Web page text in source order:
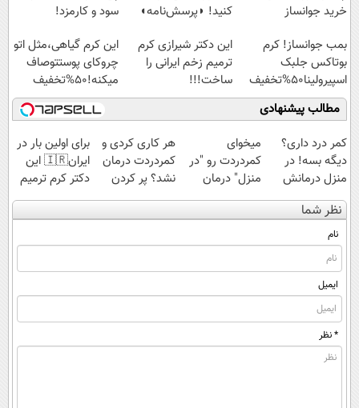
خرید جوانساز
ویژه
کنید! ◗پرسش‌نامه◖
سود و کارمزد!
بمب جوانساز! کرم
بوتاکس جلبک
اسپیرولینا50%تخفیف
این دکتر شیرازی کرم
ترمیم زخم ایرانی را
ساخت!!!
این کرم گیاهی،مثل اتو
چروکای پوستتوصاف
میکنه!50%تخفیف
مطالب پیشنهادی
کمر درد داری؟
دیگه بسه! در
منزل درمانش
کن
(◀پرسش‌نامه)
میخوای
کمردردت رو "در
منزل" درمان
کنی؟ (◂فیلم +
◂پرسش‌نامه)
هر کاری کردی و
کمردردت درمان
نشد؟ پر کردن
پرسشنامه و
دریافت راه حل
برای اولین بار در
ایران🇮🇷 این
دکتر کرم ترمیم
کننده 23 روزه
ساخت!
نظر شما
نام
ایمیل
* نظر